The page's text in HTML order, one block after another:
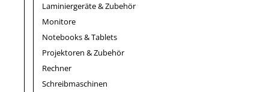
Laminiergeräte & Zubehör
Monitore
Notebooks & Tablets
Projektoren & Zubehör
Rechner
Schreibmaschinen